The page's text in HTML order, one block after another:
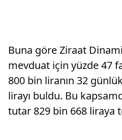
Buna göre Ziraat
mevduat için yüzde 47
800 bin liranın 32
lirayı buldu. Bu
tutar 829 bin 668 liraya